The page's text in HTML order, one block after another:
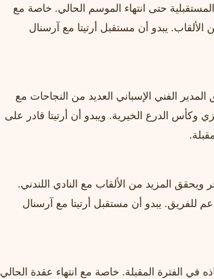
حتى انتهاء الموسم الحالي. خاصة مع
يبدو أن مستقبل أرتيتا مع آرسنال
قيادة آرسنال في ديسمبر 2019، حقق المدير الفني الإسباني العديد من النجاحات مع
وكأس الدرع الخيرية. ويبدو أن أرتيتا قادر على
المزيد من الألقاب مع النادي اللندني.
للفريق. يبدو أن مستقبل أرتيتا مع آرسنال
في الفترة المقبلة. خاصة مع انتهاء عقدة الحالي